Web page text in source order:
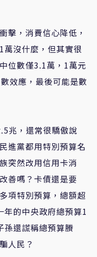
擊，消費信心降低，
1萬沒什麼，但其實很
位數僅3.1萬， 1萬元
效應，最後可能是數
兆，還常很驕傲說
進黨都用特別預算名
突然改用信用卡消
善嗎 ？ 卡債還是要
項特別預算，總額超
年的中央政府總預算1
孫還謊稱總預算賸
人民？